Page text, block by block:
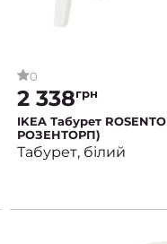
0
2 338грн
IKEA Табурет
РОЗЕНТОРП)
Табурет, білий